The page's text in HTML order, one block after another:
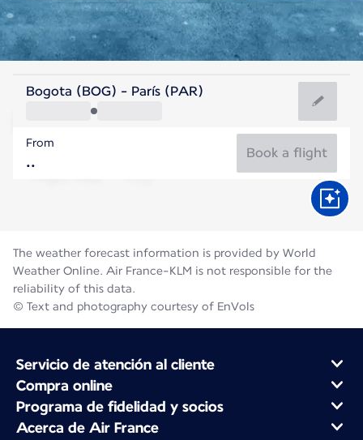
France
France
Flight time
Bogota (BOG) - París (PAR)
From
Book a flight
The weather forecast information is provided by World
Weather Online. Air France-KLM is not responsible for the
reliability of this data.
© Text and photography courtesy of EnVols
Servicio de atención al cliente
Compra online
Programa de fidelidad y socios
Acerca de Air France